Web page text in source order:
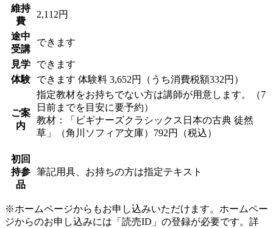
維持
費
2,112円
途中
受講
できます
見学
できます
体験
できます 体験料 3,652円（うち消費税額332円）
ご案
内
指定教材をお持ちでない方は講師が用意します。（7
日前までを目安に要予約）
教材：「ビギナーズクラシックス日本の古典 徒然
草」（角川ソフィア文庫）792円（税込）
初回
持参
品
筆記用具、お持ちの方は指定テキスト
※ホームページからもお申し込みいただけます。ホームペー
ジからのお申し込みには「読売ID」の登録が必要です。詳